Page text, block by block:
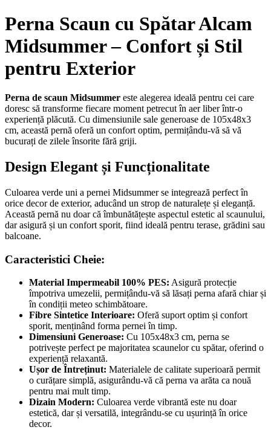
Perna Scaun cu Spătar Alcam
Midsummer – Confort și Stil
pentru Exterior
Perna de scaun Midsummer este alegerea ideală pentru cei care
doresc să transforme fiecare moment petrecut în aer liber într-o
experiență plăcută. Cu dimensiunile sale generoase de 105x48x3
cm, această pernă oferă un confort optim, permițându-vă să vă
bucurați de zilele însorite fără griji.
Design Elegant și Funcționalitate
Culoarea verde uni a pernei Midsummer se integrează perfect în
orice decor de exterior, aducând un strop de naturalețe și eleganță.
Această pernă nu doar că îmbunătățește aspectul estetic al scaunului,
dar asigură și un confort sporit, fiind ideală pentru terase, grădini sau
balcoane.
Caracteristici Cheie:
Material Impermeabil 100% PES: Asigură protecție
împotriva umezelii, permițându-vă să lăsați perna afară chiar și
în condiții meteo schimbătoare.
Fibre Sintetice Interioare: Oferă suport optim și confort
sporit, menținând forma pernei în timp.
Dimensiuni Generoase: Cu 105x48x3 cm, perna se
potrivește perfect pe majoritatea scaunelor cu spătar, oferind o
experiență relaxantă.
Ușor de Întreținut: Materialele de calitate superioară permit
o curățare simplă, asigurându-vă că perna va arăta ca nouă
pentru mai mult timp.
Dizain Modern: Culoarea verde vibrantă este nu doar
estetică, dar și versatilă, integrându-se cu ușurință în orice
decor.